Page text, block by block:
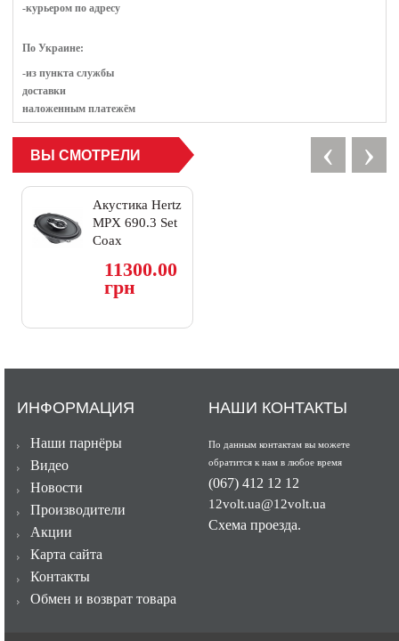
-курьером по адресу
По Украине:
-из пункта службы
доставки
наложенным платежём
ВЫ СМОТРЕЛИ ‹ ›
Акустика Hertz
MPX 690.3 Set
Coax
11300.00
грн
ИНФОРМАЦИЯ
Наши парнёры
Видео
Новости
Производители
Акции
Карта сайта
Контакты
Обмен и возврат товара
НАШИ КОНТАКТЫ
По данным контактам вы можете
обратится к нам в любое время
(067) 412 12 12
12volt.ua@12volt.ua
Схема проезда.